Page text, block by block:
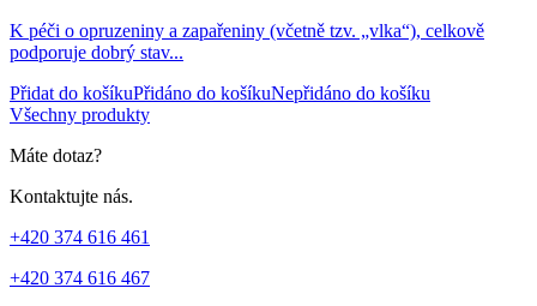
K péči o opruzeniny a zapařeniny (včetně tzv. „vlka“), celkově
podporuje dobrý stav...
Přidat do košíkuPřidáno do košíkuNepřidáno do košíku
Všechny produkty
Máte dotaz?
Kontaktujte nás.
+420 374 616 461
+420 374 616 467